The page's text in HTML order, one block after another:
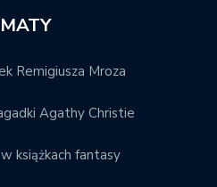
Remigiusza Mroza
Agathy Christie
książkach fantasy